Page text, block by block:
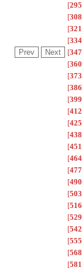
[295
[308
[321
[334
[347
[360
[373
[386
[399
[412
[425
[438
[451
[464
[477
[490
[503
[516
[529
[542
[555
[568
[581